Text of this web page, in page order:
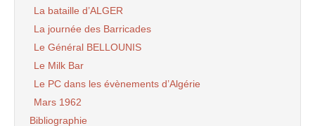
La bataille d’ALGER
La journée des Barricades
Le Général BELLOUNIS
Le Milk Bar
Le PC dans les évènements d’Algérie
Mars 1962
Bibliographie